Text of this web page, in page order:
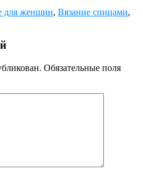
для женщин, Вязание спицами,
Обязательные поля